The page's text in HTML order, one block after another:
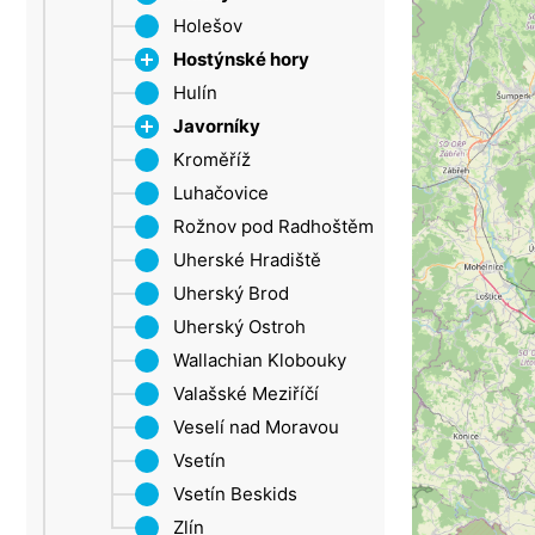
Ore Mountains (Ústí
nad Labem Region)
Šluknov Promontory
Ústí nad Labem
Žatec
Rostin
Holešov
Hostýnské hory
Chvalčov
Rusava
Cleaver
Trnava near Zlín
Troják
Hulín
Javorníky
Velké Karlovice
Kroměříž
Luhačovice
Rožnov pod Radhoštěm
Uherské Hradiště
Uherský Brod
Uherský Ostroh
Wallachian Klobouky
Valašské Meziříčí
Veselí nad Moravou
Vsetín
Vsetín Beskids
Zlín